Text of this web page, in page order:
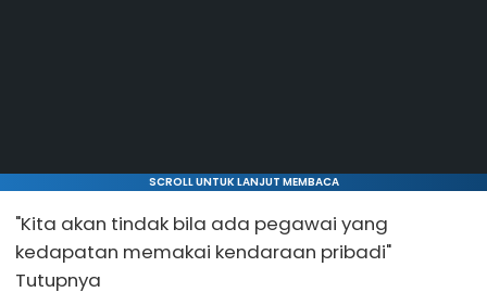
SCROLL UNTUK LANJUT MEMBACA
"Kita akan tindak bila ada pegawai yang
kedapatan memakai kendaraan pribadi"
Tutupnya